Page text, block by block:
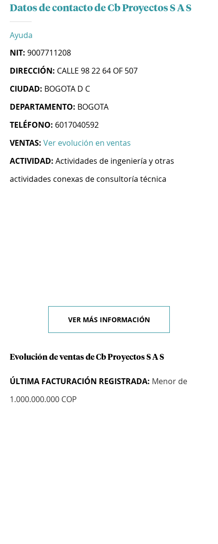
Datos de contacto de Cb Proyectos S A S
Ayuda
NIT: 9007711208
DIRECCIÓN: CALLE 98 22 64 OF 507
CIUDAD: BOGOTA D C
DEPARTAMENTO: BOGOTA
TELÉFONO: 6017040592
VENTAS: Ver evolución en ventas
ACTIVIDAD: Actividades de ingeniería y otras
actividades conexas de consultoría técnica
VER MÁS INFORMACIÓN
Evolución de ventas de Cb Proyectos S A S
ÚLTIMA FACTURACIÓN REGISTRADA: Menor de
1.000.000.000 COP